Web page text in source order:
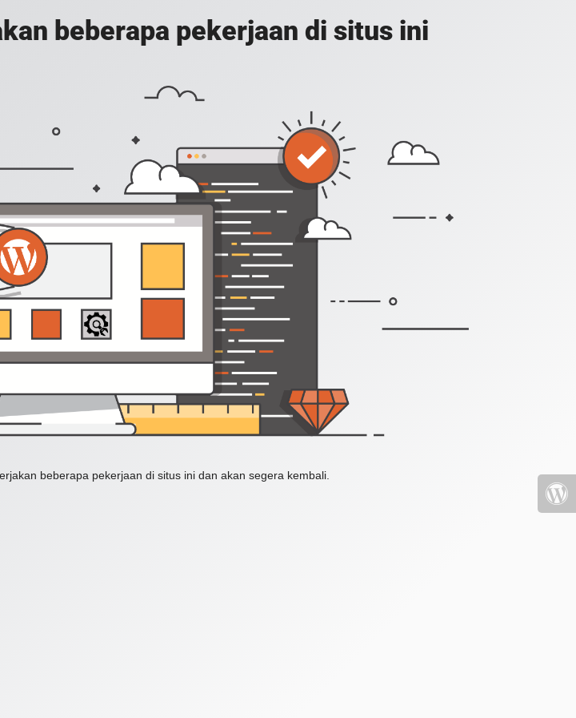
beberapa pekerjaan di situs ini
beberapa pekerjaan di situs ini dan akan segera kembali.